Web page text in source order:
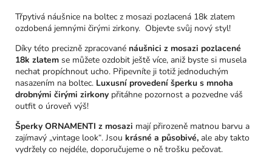
Třpytivá náušnice na boltec z mosazi pozlacená 18k zlatem
ozdobená jemnými čirými zirkony. Objevte svůj nový styl!
Díky této precizně zpracované náušnici z mosazi pozlacené
18k zlatem se můžete ozdobit ještě více, aniž byste si musela
nechat propíchnout ucho. Připevníte ji totiž jednoduchým
nasazením na boltec. Luxusní provedení šperku s mnoha
drobnými čirými zirkony přitáhne pozornost a pozvedne váš
outfit o úroveň výš!
Šperky ORNAMENTI z mosazi mají přirozeně matnou barvu a
zajímavý „vintage look“. Jsou krásné a působivé, ale aby takto
vydržely co nejdéle, doporučujeme o ně trošku pečovat.